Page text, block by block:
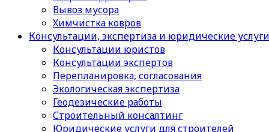
Вывоз мусора
Химчистка ковров
Консультации, экспертиза и юридические услуги
Консультации юристов
Консультации экспертов
Перепланировка, согласования
Экологическая экспертиза
Геодезические работы
Строительный консалтинг
Юридические услуги для строителей